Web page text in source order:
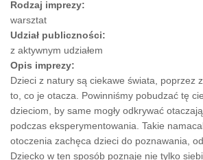
Rodzaj imprezy:
warsztat
Udział publiczności:
z aktywnym udziałem
Opis imprezy:
Dzieci z natury są ciekawe świata, poprzez
to, co je otacza. Powinniśmy pobudzać tę
dzieciom, by same mogły odkrywać
podczas eksperymentowania. Takie
otoczenia zachęca dzieci do poznawania,
Dziecko w ten sposób poznaje nie tylko